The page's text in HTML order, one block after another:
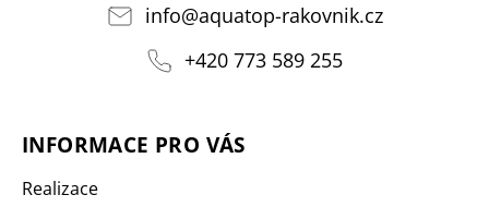
info@aquatop-rakovnik.cz
+420 773 589 255
INFORMACE PRO VÁS
Realizace